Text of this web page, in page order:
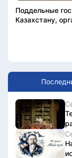
Поддельные
Казахстану,